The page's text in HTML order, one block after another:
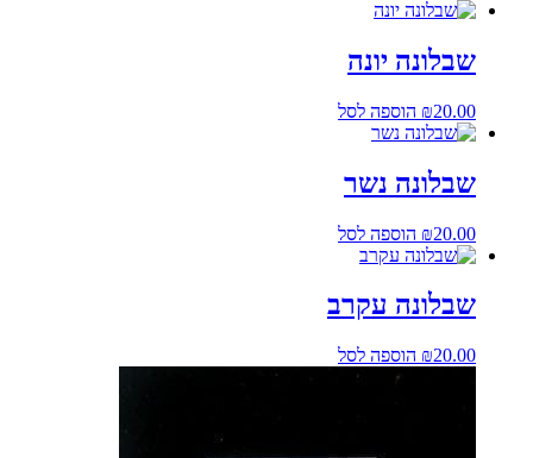
שבלונה יונה
₪20.00 הוספה לסל
שבלונה נשר
₪20.00 הוספה לסל
שבלונה עקרב
₪20.00 הוספה לסל